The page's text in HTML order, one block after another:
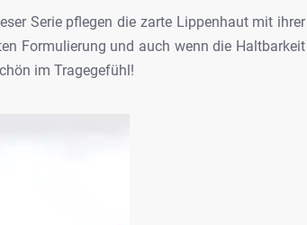
Serie pflegen die zarte Lippenhaut mit ihrer
Formulierung und auch wenn die Haltbarkeit
im Tragegefühl!